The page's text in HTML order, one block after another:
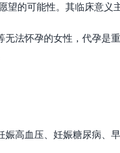
的可能性。其临床意义
法怀孕的女性，代孕是
高血压、妊娠糖尿病、